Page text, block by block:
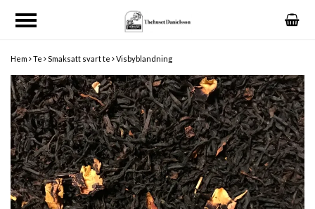
Hem Te Smaksatt svart te Visbyblandning